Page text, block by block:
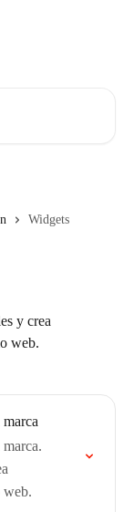
Widgets
y crea
web.
web.